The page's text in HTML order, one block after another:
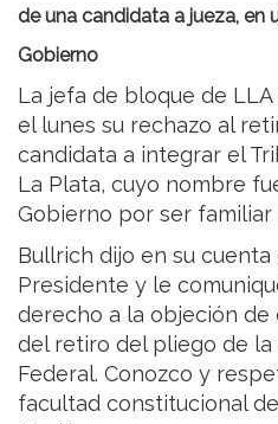
de una candidata a jueza, en
Gobierno
La jefa de bloque de
el lunes su rechazo al
candidata a integrar el
La Plata, cuyo nombre
Gobierno por ser familiar
Bullrich dijo en su cuenta
Presidente y le
derecho a la objeción
del retiro del pliego de la
Federal. Conozco y
facultad constitucional